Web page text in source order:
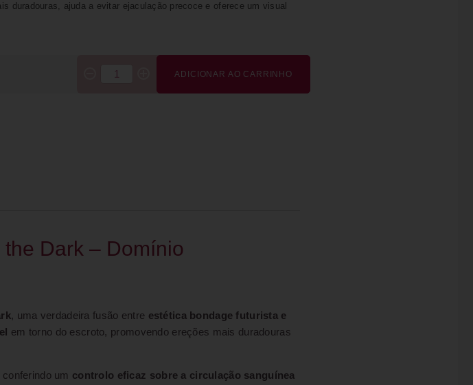
duradouras, ajuda a evitar ejaculação precoce e oferece um visual
ADICIONAR AO CARRINHO
Dark – Domínio
, uma verdadeira fusão entre estética bondage futurista e
em torno do escroto, promovendo ereções mais duradouras
um controlo eficaz sobre a circulação sanguínea